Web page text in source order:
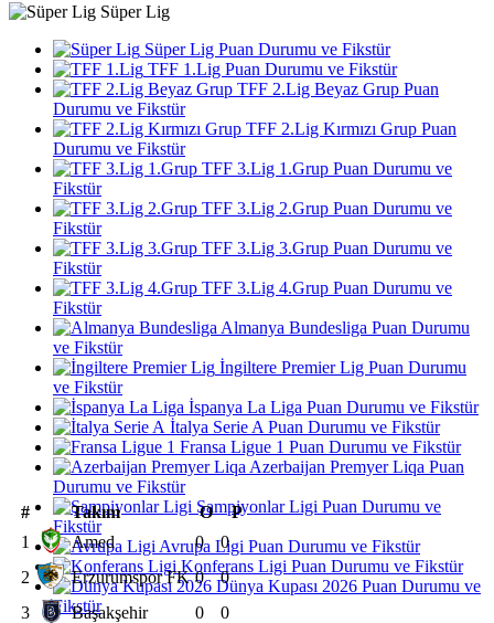
Süper Lig
Süper Lig Puan Durumu ve Fikstür
TFF 1.Lig Puan Durumu ve Fikstür
TFF 2.Lig Beyaz Grup Puan
Durumu ve Fikstür
TFF 2.Lig Kırmızı Grup Puan
Durumu ve Fikstür
TFF 3.Lig 1.Grup Puan Durumu ve
Fikstür
TFF 3.Lig 2.Grup Puan Durumu ve
Fikstür
TFF 3.Lig 3.Grup Puan Durumu ve
Fikstür
TFF 3.Lig 4.Grup Puan Durumu ve
Fikstür
Almanya Bundesliga Puan Durumu
ve Fikstür
İngiltere Premier Lig Puan Durumu
ve Fikstür
İspanya La Liga Puan Durumu ve Fikstür
İtalya Serie A Puan Durumu ve Fikstür
Fransa Ligue 1 Puan Durumu ve Fikstür
Azerbaijan Premyer Liqa Puan
Durumu ve Fikstür
Şampiyonlar Ligi Puan Durumu ve
Fikstür
Avrupa Ligi Puan Durumu ve Fikstür
Konferans Ligi Puan Durumu ve Fikstür
Dünya Kupası 2026 Puan Durumu ve
Fikstür
# Takım O
P
1
Amed 0
0
2
Erzurumspor FK 0
0
3
Başakşehir 0
0